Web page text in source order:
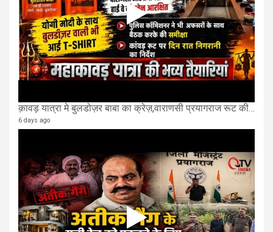
क़ावड़ यात्रा मे बुलडोज़र बाबा का क्रेज़,वाराणसी प्रयागराज रूट की एक लेन खाली की गई.
6 days ago